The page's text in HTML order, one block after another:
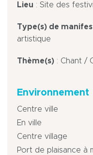
Lieu : Site des
Type(s) de
artistique
Thème(s) : Chant /
Environnement
Centre ville
En ville
Centre village
Port de plaisance à